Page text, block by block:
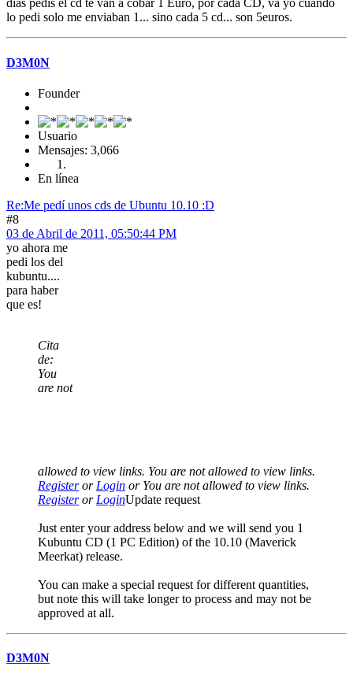
dias pedis el cd te van a cobar 1 Euro, por cada CD, va yo cuando
lo pedi solo me enviaban 1... sino cada 5 cd... son 5euros.
D3M0N
Founder
Usuario
Mensajes: 3,066
En línea
Re:Me pedí­ unos cds de Ubuntu 10.10 :D
#8
03 de Abril de 2011, 05:50:44 PM
yo ahora me
pedi los del
kubuntu....
para haber
que es!
Cita
de:
You
are not
allowed to view links. You are not allowed to view links.
Registeror Login or You are not allowed to view links.
Registeror LoginUpdate request
Just enter your address below and we will send you 1
Kubuntu CD (1 PC Edition) of the 10.10 (Maverick
Meerkat) release.
You can make a special request for different quantities,
but note this will take longer to process and may not be
approved at all.
D3M0N